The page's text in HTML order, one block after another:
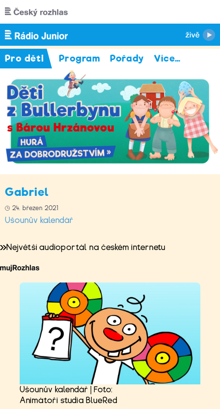
Přejít k hlavnímu obsahu
Pro děti Program Pořady Více…
Gabriel
24. březen 2021
Ušounův kalendář
Největší audioportál na českém internetu
Ušounův kalendář | Foto:
Animátoři studia BlueRed